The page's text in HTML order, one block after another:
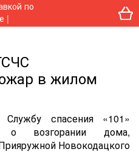
в жилом
спасения «101»
о возгорании дома,
Новокодацкого